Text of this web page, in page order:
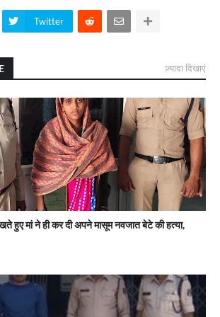
Twitter
ज़्यादा दिखाएं
हुए मां ने ही कर दी अपने मासूम नवजात बेटे की हत्या,